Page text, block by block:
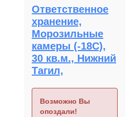
Ответственное
хранение,
Морозильные
камеры (-18С),
30 кв.м., Нижний
Тагил,
Возможно Вы
опоздали!